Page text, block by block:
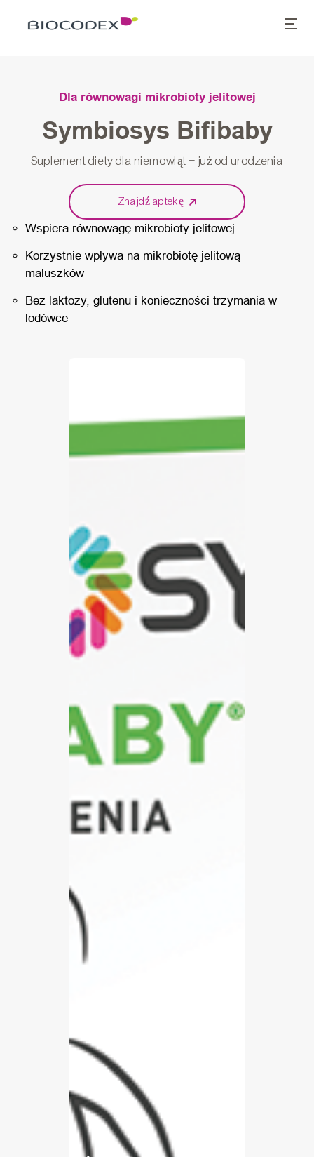
Dla równowagi mikrobioty jelitowej
Symbiosys Bifibaby
Suplement diety dla niemowląt – już od urodzenia
Znajdź aptekę
Wspiera równowagę mikrobioty jelitowej
Korzystnie wpływa na mikrobiotę jelitową
maluszków
Bez laktozy, glutenu i konieczności trzymania w
lodówce